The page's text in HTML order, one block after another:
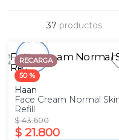
37 productos
RECARGA
50 %
50 ml
Haan
Face Cream Normal
Refill
$ 43.600
$ 21.800